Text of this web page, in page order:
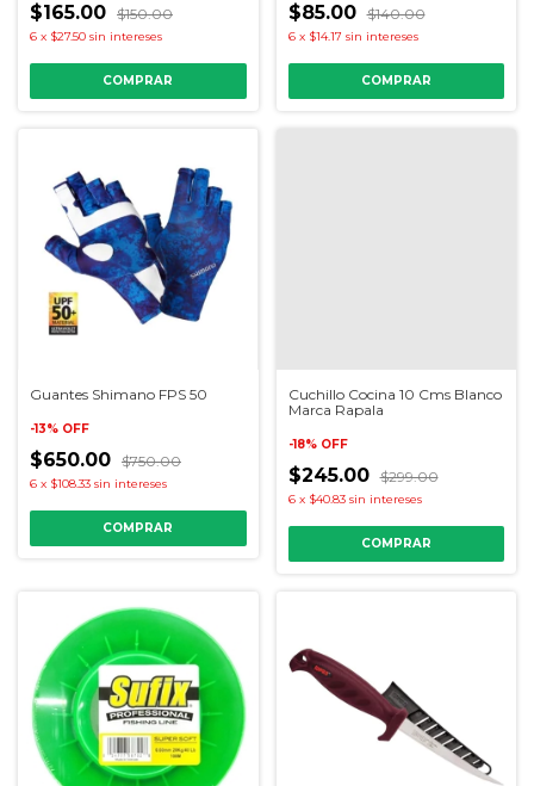
$165.00 $150.00
6 x $27.50 sin intereses
$85.00 $140.00
6 x $14.17 sin intereses
Guantes Shimano FPS 50
-13% OFF
$650.00 $750.00
6 x $108.33 sin intereses
COMPRAR
Cuchillo Cocina 10 Cms Blanco
Marca Rapala
-18% OFF
$245.00 $299.00
6 x $40.83 sin intereses